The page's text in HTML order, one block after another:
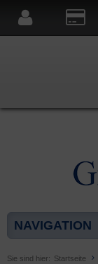
NAVIGATION
Sie sind hier: Startseite